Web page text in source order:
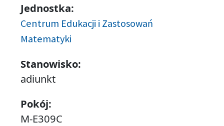
Jednostka:
Centrum Edukacji i Zastosowań
Matematyki
Stanowisko:
adiunkt
Pokój:
M-E309C